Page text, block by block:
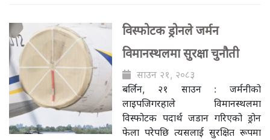
विस्फोटक ड्रोनले जर्मन
विमानस्थलमा सुरक्षा चुनौती
साउन २१, २०८३
बर्लिन, २१ साउन : जर्मनीको
लाइपजिगरहाले विमानस्थलमा
विस्फोटक पदार्थ जडान गरिएको ड्रोन
फेला परेपछि त्यसलाई सुरक्षित रूपमा